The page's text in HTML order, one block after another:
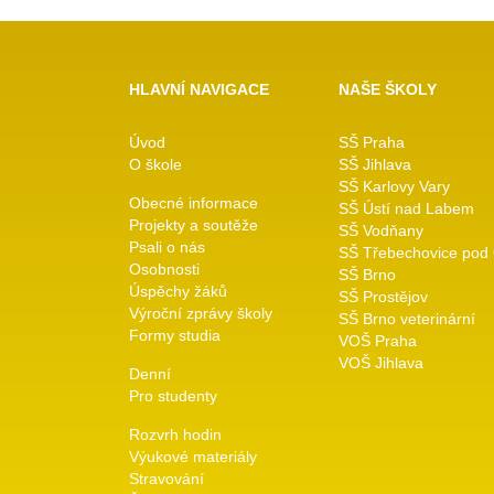
HLAVNÍ NAVIGACE
Úvod
O škole
Obecné informace
Projekty a soutěže
Psali o nás
Osobnosti
Úspěchy žáků
Výroční zprávy školy
Formy studia
Denní
Pro studenty
Rozvrh hodin
Výukové materiály
Stravování
NAŠE ŠKOLY
SŠ Praha
SŠ Jihlava
SŠ Karlovy Vary
SŠ Ústí nad Labem
SŠ Vodňany
SŠ Třebechovice pod
SŠ Brno
SŠ Prostějov
SŠ Brno veterinární
VOŠ Praha
VOŠ Jihlava